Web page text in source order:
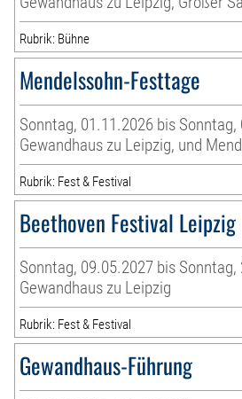
Rubrik: Bühne
Mendelssohn-Festtage
Sonntag, 01.11.2026 bis
Gewandhaus zu Leipzig, und
Rubrik: Fest & Festival
Beethoven Festival Leipzig
Sonntag, 09.05.2027 bis
Gewandhaus zu Leipzig
Rubrik: Fest & Festival
Gewandhaus-Führung